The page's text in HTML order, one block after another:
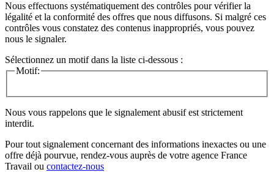
Nous effectuons systématiquement des contrôles pour vérifier la
légalité et la conformité des offres que nous diffusons. Si malgré ces
contrôles vous constatez des contenus inappropriés, vous pouvez
nous le signaler.
Sélectionnez un motif dans la liste ci-dessous :
Motif:
Nous vous rappelons que le signalement abusif est strictement
interdit.
Pour tout signalement concernant des informations inexactes ou une
offre déjà pourvue, rendez-vous auprès de votre agence France
Travail ou contactez-nous